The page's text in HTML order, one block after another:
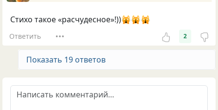
Стихо такое «расчудесное»!))🙀🙀🙀
Ответить 2
Показать 19 ответов